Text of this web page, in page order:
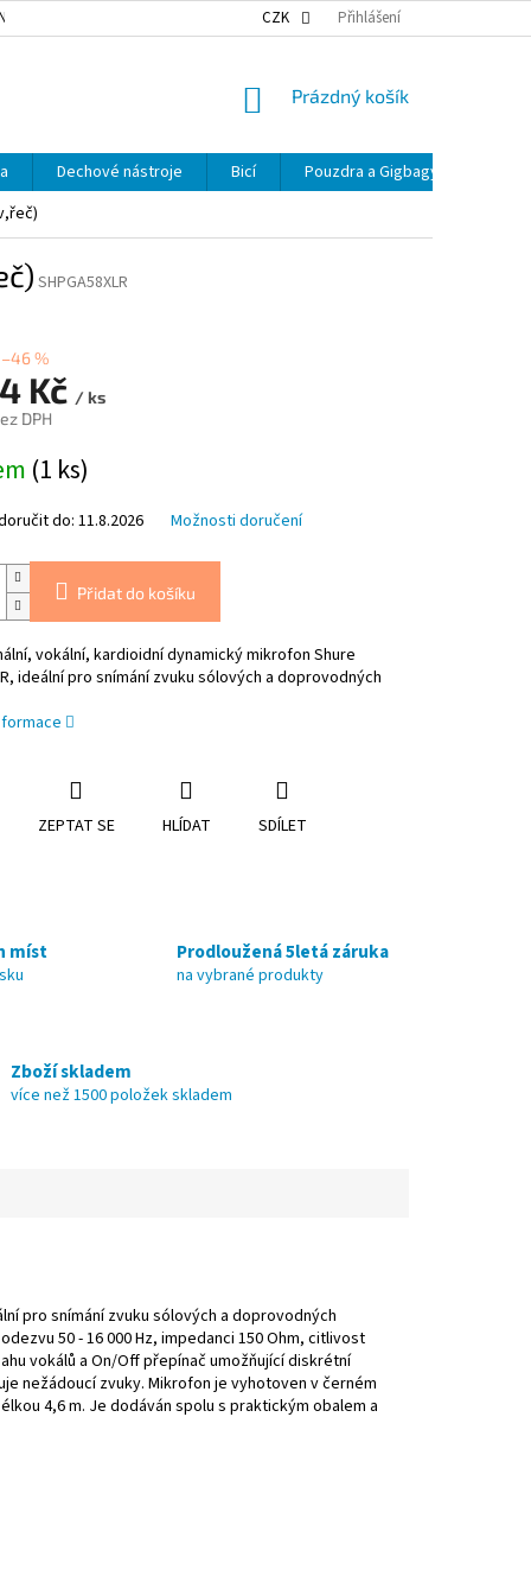
OCHRANY OSOBNÍCH ÚDAJŮ NAŠE DOPRAVA
CZK Přihlášení
NÁKUPNÍ
Prázdný košík
Dechové nástroje Bicí Pouzdra a Gigbagy
SHPGA58XLR
–46 %
Kč / ks
DPH
(1 ks)
do: 11.8.2026 Možnosti doručení
Přidat do košíku
vokální, kardioidní dynamický mikrofon Shure
ideální pro snímání zvuku sólových a doprovodných
ZEPTAT SE HLÍDAT SDÍLET
míst Prodloužená 5letá záruka
na vybrané produkty
Zboží skladem
více než 1500 položek skladem
pro snímání zvuku sólových a doprovodných
50 - 16 000 Hz, impedanci 150 Ohm, citlivost
vokálů a On/Off přepínač umožňující diskrétní
nežádoucí zvuky. Mikrofon je vyhotoven v černém
4,6 m. Je dodáván spolu s praktickým obalem a